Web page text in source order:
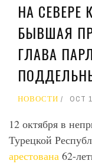
НА СЕВЕРЕ
БЫВШАЯ
ГЛАВА
НОВОСТИ OCT
12 октября в
Турецкой
арестована 62-